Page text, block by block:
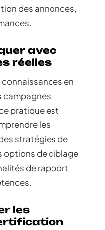
des annonces,
avec
réelles
en
campagnes
pratique est
les
stratégies de
options de ciblage
de rapport
les